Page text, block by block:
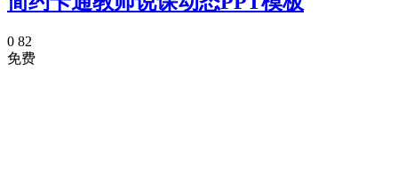
0 82
免费